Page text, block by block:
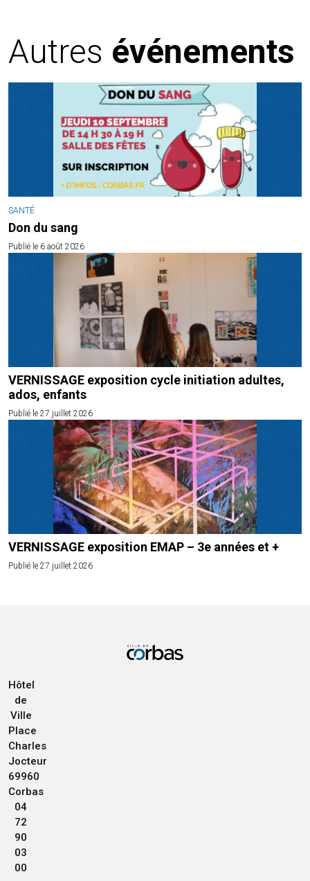
Autres événements
SANTÉ
Don du sang
Publié le 6 août 2026
VERNISSAGE exposition cycle initiation adultes,
ados, enfants
Publié le 27 juillet 2026
VERNISSAGE exposition EMAP – 3e années et +
Publié le 27 juillet 2026
Hôtel
de
Ville
Place
Charles
Jocteur
69960
Corbas
04
72
90
03
00